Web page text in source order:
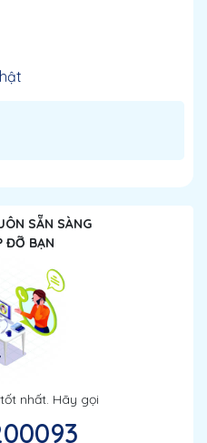
SẴN SÀNG
ĐỠ BẠN
nhất. Hãy gọi